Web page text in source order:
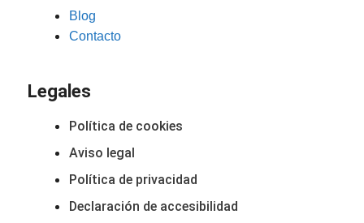
Blog
Contacto
Legales
Política de cookies
Aviso legal
Política de privacidad
Declaración de accesibilidad